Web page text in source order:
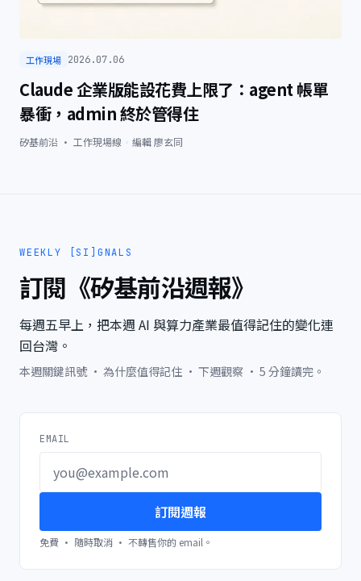
工作現場 2026.07.06
Claude 企業版能設花費上限了：agent 帳單
暴衝，admin 終於管得住
矽基前沿 · 工作現場線 編輯廖玄同
WEEKLY [SI]GNALS
訂閱《矽基前沿週報》
每週五早上，把本週 AI 與算力產業最值得記住的變化連
回台灣。
本週關鍵訊號 · 為什麼值得記住 · 下週觀察 · 5 分鐘讀完。
EMAIL
訂閱週報
免費 · 隨時取消 · 不轉售你的 email。